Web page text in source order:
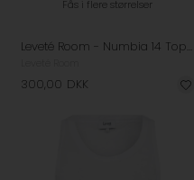
Fås i flere størrelser
Leveté Room - Numbia 14 Top - Shopping Bag
300,00 DKK